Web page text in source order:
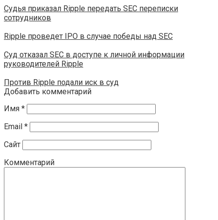
Судья приказал Ripple передать SEC переписки
сотрудников
Ripple проведет IPO в случае победы над SEC
Суд отказал SEC в доступе к личной информации
руководителей Ripple
Против Ripple подали иск в суд
Добавить комментарий
Имя *
Email *
Сайт
Комментарий